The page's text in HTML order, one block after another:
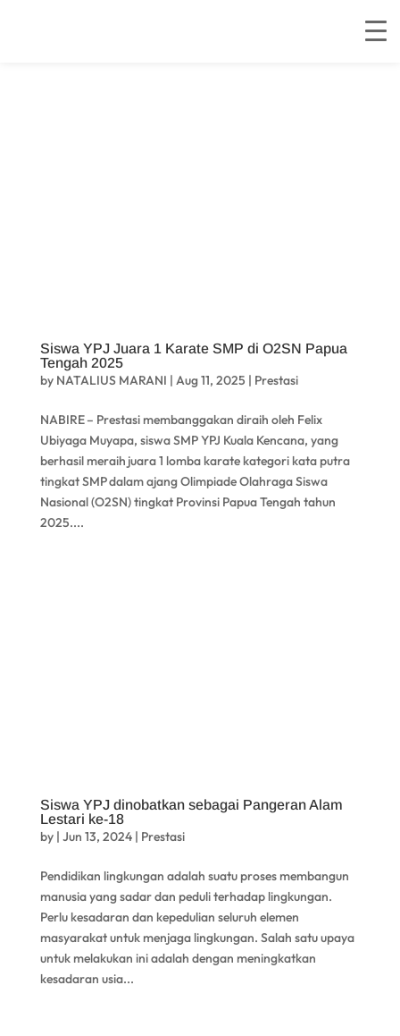
Siswa YPJ Juara 1 Karate SMP di O2SN Papua
Tengah 2025
by NATALIUS MARANI | Aug 11, 2025 | Prestasi
NABIRE – Prestasi membanggakan diraih oleh Felix
Ubiyaga Muyapa, siswa SMP YPJ Kuala Kencana, yang
berhasil meraih juara 1 lomba karate kategori kata putra
tingkat SMP dalam ajang Olimpiade Olahraga Siswa
Nasional (O2SN) tingkat Provinsi Papua Tengah tahun
2025....
Siswa YPJ dinobatkan sebagai Pangeran Alam
Lestari ke-18
by | Jun 13, 2024| Prestasi
Pendidikan lingkungan adalah suatu proses membangun
manusia yang sadar dan peduli terhadap lingkungan.
Perlu kesadaran dan kepedulian seluruh elemen
masyarakat untuk menjaga lingkungan. Salah satu upaya
untuk melakukan ini adalah dengan meningkatkan
kesadaran usia...